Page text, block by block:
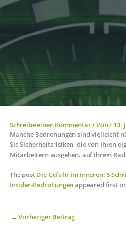
Schreibe einen Kommentar/ Von/ 13.
Manche Bedrohungen sind vielleicht
Sie Sicherheitsrisiken, die von Ihren
Mitarbeitern ausgehen, auf Ihrem
The post Die Gefahr im Inneren: 5
Insider‑Bedrohungenappeared first
← Vorheriger Beitrag